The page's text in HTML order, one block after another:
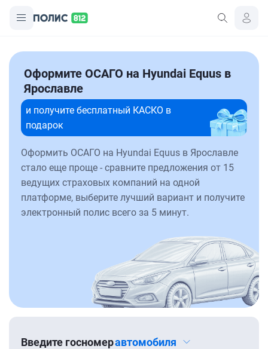
Оформите ОСАГО на Hyundai Equus в
Ярославле
и получите бесплатный КАСКО в
подарок
Оформить ОСАГО на Hyundai Equus в Ярославле
стало еще проще - сравните предложения от 15
ведущих страховых компаний на одной
платформе, выберите лучший вариант и получите
электронный полис всего за 5 минут.
Введите госномеравтомобиля